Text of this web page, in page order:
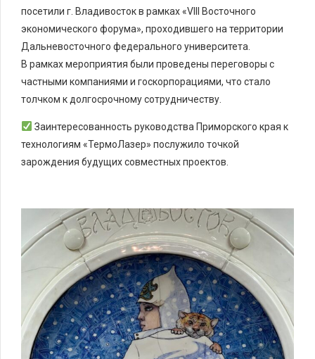
посетили г. Владивосток в рамках «VIII Восточного
экономического форума», проходившего на территории
Дальневосточного федерального университета.
В рамках мероприятия были проведены переговоры с
частными компаниями и госкорпорациями, что стало
толчком к долгосрочному сотрудничеству.
Заинтересованность руководства Приморского края к
технологиям «ТермоЛазер» послужило точкой
зарождения будущих совместных проектов.